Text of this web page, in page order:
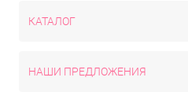
КАТАЛОГ
НАШИ ПРЕДЛОЖЕНИЯ